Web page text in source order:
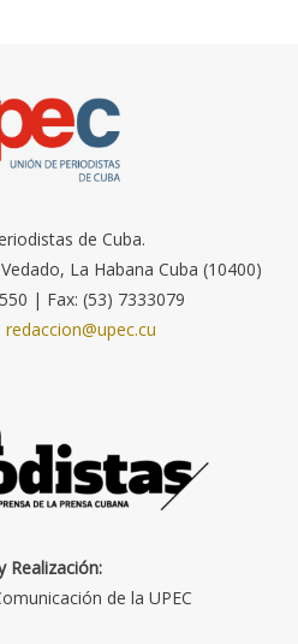
de Cuba.
La Habana Cuba (10400)
| Fax: (53) 7333079
redaccion@upec.cu
Realización:
de la UPEC